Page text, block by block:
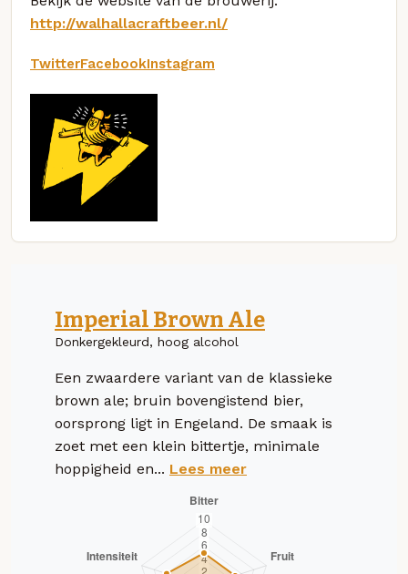
http://walhallacraftbeer.nl/
TwitterFacebookInstagram
Imperial Brown Ale
Donkergekleurd, hoog alcohol
Een zwaardere variant van de klassieke
brown ale; bruin bovengistend bier,
oorsprong ligt in Engeland. De smaak is
zoet met een klein bittertje, minimale
hoppigheid en... Lees meer